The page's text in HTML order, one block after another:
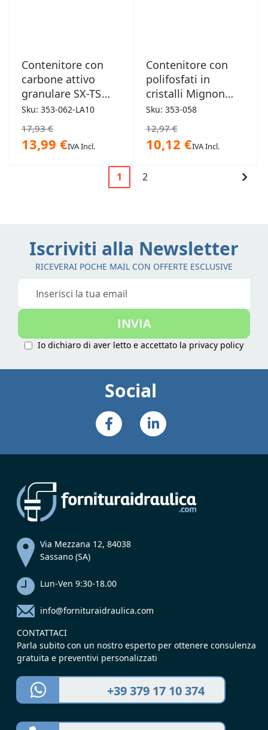
Contenitore con
carbone attivo
granulare SX-TS
Senior
Sku: 353-062-LA10
17,93 €
13,99 €IVA Incl.
Contenitore con
polifosfati in
cristalli Mignon
5"M
Sku: 353-058
12,97 €
10,12 €IVA Incl.
Pagina
Attualmente
la
pagina
1 Pagina
2
Iscriviti alla Newsletter
RICEVERAI POCHE MAIL CON OFFERTE ESCLUSIVE
Iscriviti
nostra
INVIA
Io dichiaro di aver letto e accettato la privacy policy
Social
Via Mezzana 12, 84038
Sassano (SA)
Lun-Ven 9:30-18.00
info@fornituraidraulica.com
CONTATTACI
Parla subito con un nostro esperto per ottenere consulenza
gratuita e preventivi personalizzati
+39 379 17 10 374